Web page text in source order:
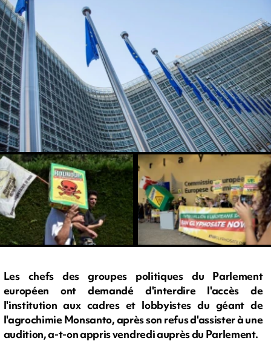
Les chefs des groupes politiques du Parlement
européen ont demandé d'interdire l'accès de
l'institution aux cadres et lobbyistes du géant de
l'agrochimie Monsanto, après son refus d'assister à une
audition, a-t-on appris vendredi auprès du Parlement.